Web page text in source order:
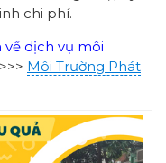
chi phí.
về dịch vụ môi
>>> Môi Trường Phát